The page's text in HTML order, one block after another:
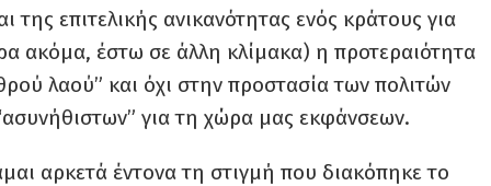
επιτελικής ανικανότητας ενός κράτους για
ακόμα, έστω σε άλλη κλίμακα) η προτεραιότητα
λαού” και όχι στην προστασία των πολιτών
για τη χώρα μας εκφάνσεων.
αρκετά έντονα τη στιγμή που διακόπηκε το